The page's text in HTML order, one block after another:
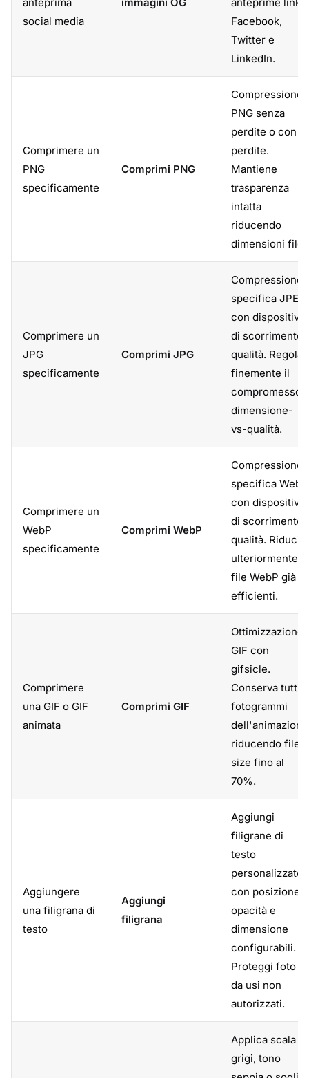
social media
Facebook,
Twitter e
LinkedIn.
Comprimere un
PNG
specificamente
Comprimi PNG
Compressione
PNG senza
perdite o con
perdite.
Mantiene
trasparenza
intatta
riducendo
dimensioni file.
Comprimere un
JPG
specificamente
Comprimi JPG
Compressione
specifica JPEG
con dispositivo
di scorrimento
qualità. Regola
finemente il
compromesso
dimensione-
vs-qualità.
Comprimere un
WebP
specificamente
Comprimi WebP
Compressione
specifica WebP
con dispositivo
di scorrimento
qualità. Riduci
ulteriormente i
file WebP già
efficienti.
Comprimere
una GIF o GIF
animata
Comprimi GIF
Ottimizzazione
GIF con
gifsicle.
Conserva tutti i
fotogrammi
dell'animazione
riducendo file
size fino al
70%.
Aggiungere
una filigrana di
testo
Aggiungi
filigrana
Aggiungi
filigrane di
testo
personalizzate
con posizione,
opacità e
dimensione
configurabili.
Proteggi foto
da usi non
autorizzati.
Applica scala di
grigi, tono